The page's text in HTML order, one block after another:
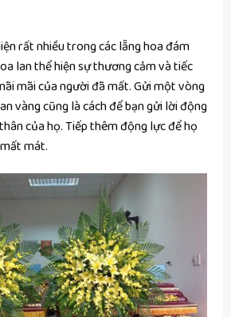
rất nhiều trong các lẵng hoa đám
lan thể hiện sự thương cảm và tiếc
mãi của người đã mất. Gửi một vòng
vàng cũng là cách để bạn gửi lời động
của họ. Tiếp thêm động lực để họ
mát.